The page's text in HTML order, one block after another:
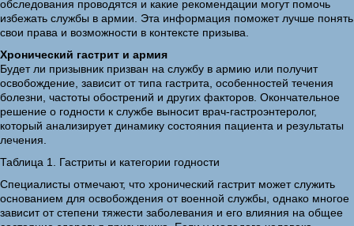
обследования проводятся и какие рекомендации могут помочь
избежать службы в армии. Эта информация поможет лучше понять
свои права и возможности в контексте призыва.
Хронический гастрит и армия
Будет ли призывник призван на службу в армию или получит
освобождение, зависит от типа гастрита, особенностей течения
болезни, частоты обострений и других факторов. Окончательное
решение о годности к службе выносит врач-гастроэнтеролог,
который анализирует динамику состояния пациента и результаты
лечения.
Таблица 1. Гастриты и категории годности
Специалисты отмечают, что хронический гастрит может служить
основанием для освобождения от военной службы, однако многое
зависит от степени тяжести заболевания и его влияния на общее